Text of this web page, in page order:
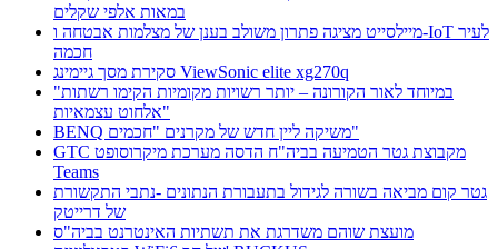
במאות אלפי שקלים
מיילסייט מציגה פתרון משולב בענן של מצלמות אבטחה ו-IoT לעיר
חכמה
סקירת מסך גיימינג ViewSonic elite xg270q
"במיוחד לאור הקורונה – יותר רשויות מקומיות הקימו רשתות
אלחוט עצמאיות"
BENQ משיקה ליין חדש של מקרנים "חכמים"
GTC מקבוצת גטר הטמיעה בביה"ח הדסה מערכת מיקרוסופט
Teams
גטר קום מביאה בשורה לגידול בתעבורת הנתונים -נתבי התקשורת
של דרייטק
מועצת שוהם משדרגת את תשתיות האינטרנט בביה"ס